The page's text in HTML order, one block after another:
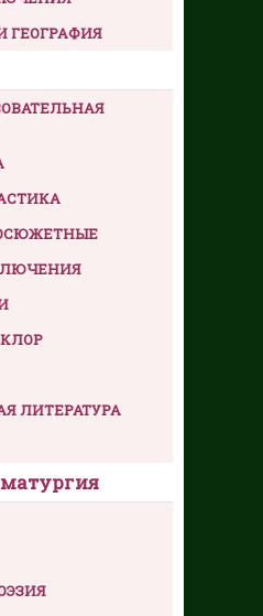
ГЕОГРАФИЯ
ЛИТЕРАТУРА